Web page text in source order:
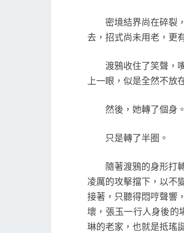
密境結界尚在碎裂，
去，招式尚未用老，更
渡鴉收住了笑聲，嘴
上一眼，似是全然不放
然後，她轉了個身。
只是轉了半圈。
隨著渡鴉的身形打轉
凌厲的攻擊擋下，以不
接著，只聽得悶哼聲響
壞，張玉一行人身後的
琳的老家，也就是抵瑤